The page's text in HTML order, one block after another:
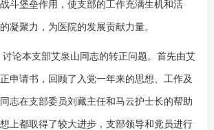
斗堡垒作用，使支部的工作充满生机和活
凝聚力，为医院的发展贡献力量。
论本支部艾泉山同志的转正问题。首先由艾
申请书，回顾了入党一年来的思想、工作及
志在支部委员刘藏主任和马云护士长的帮助
上都取得了较大进步，支部领导和党员进行